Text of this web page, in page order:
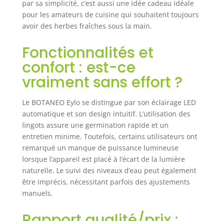
par sa simplicité, c’est aussi une idée cadeau idéale
pour les amateurs de cuisine qui souhaitent toujours
avoir des herbes fraîches sous la main.
Fonctionnalités et
confort : est-ce
vraiment sans effort ?
Le BOTANEO Eylo se distingue par son éclairage LED
automatique et son design intuitif. L’utilisation des
lingots assure une germination rapide et un
entretien minime. Toutefois, certains utilisateurs ont
remarqué un manque de puissance lumineuse
lorsque l’appareil est placé à l’écart de la lumière
naturelle. Le suivi des niveaux d’eau peut également
être imprécis, nécessitant parfois des ajustements
manuels.